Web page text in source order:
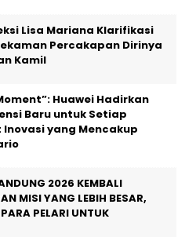
Lisa Mariana Klarifikasi
Percakapan Dirinya
Kamil
Huawei Hadirkan
Baru untuk Setiap
Inovasi yang Mencakup
2026 KEMBALI
MISI YANG LEBIH BESAR,
PELARI UNTUK